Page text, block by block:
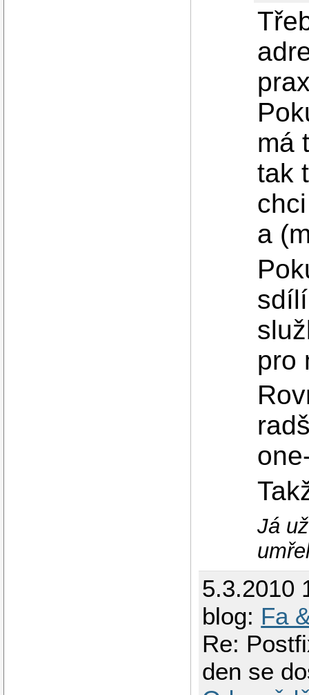
má
tak
a
pro
Já
5.3.2010
blog: Fa
Re:
den se